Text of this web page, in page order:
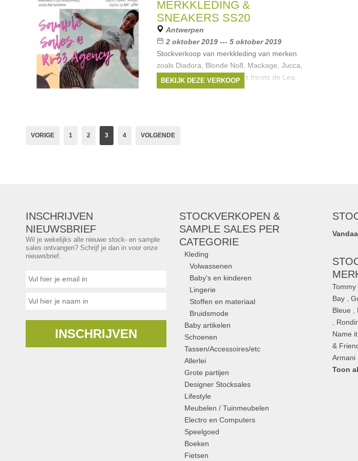
Boss,CKS, ...
MERKKLEDING &
SNEAKERS SS20
Antwerpen
2 oktober 2019 --- 5 oktober 2019
Stockverkoop van merkkleding van merken
zoals Diadora, Blonde No8, Mackage, Jucca,
Barbour, John Smedley ,Les tricots de Lea,
Schneiders, Herzen's, Giuliette Brown, Alessia
BEKIJK DEZE VERKOOP
VORIGE 1 2 3 4 VOLGENDE
INSCHRIJVEN
NIEUWSBRIEF
Wil je wekelijks alle nieuwe stock- en sample
sales ontvangen? Schrijf je dan in voor onze
nieuwsbrief.
INSCHRIJVEN
STOCKVERKOPEN &
SAMPLE SALES PER
CATEGORIE
Kleding
Volwassenen
Baby's en kinderen
Lingerie
Stoffen en materiaal
Bruidsmode
Baby artikelen
Schoenen
Tassen/Accessoires/etc
Allerlei
Grote partijen
Designer Stocksales
Lifestyle
Meubelen / Tuinmeubelen
Electro en Computers
Speelgoed
Boeken
Fietsen
Bay ,
Bleue
Name it
&
Armani
Toon